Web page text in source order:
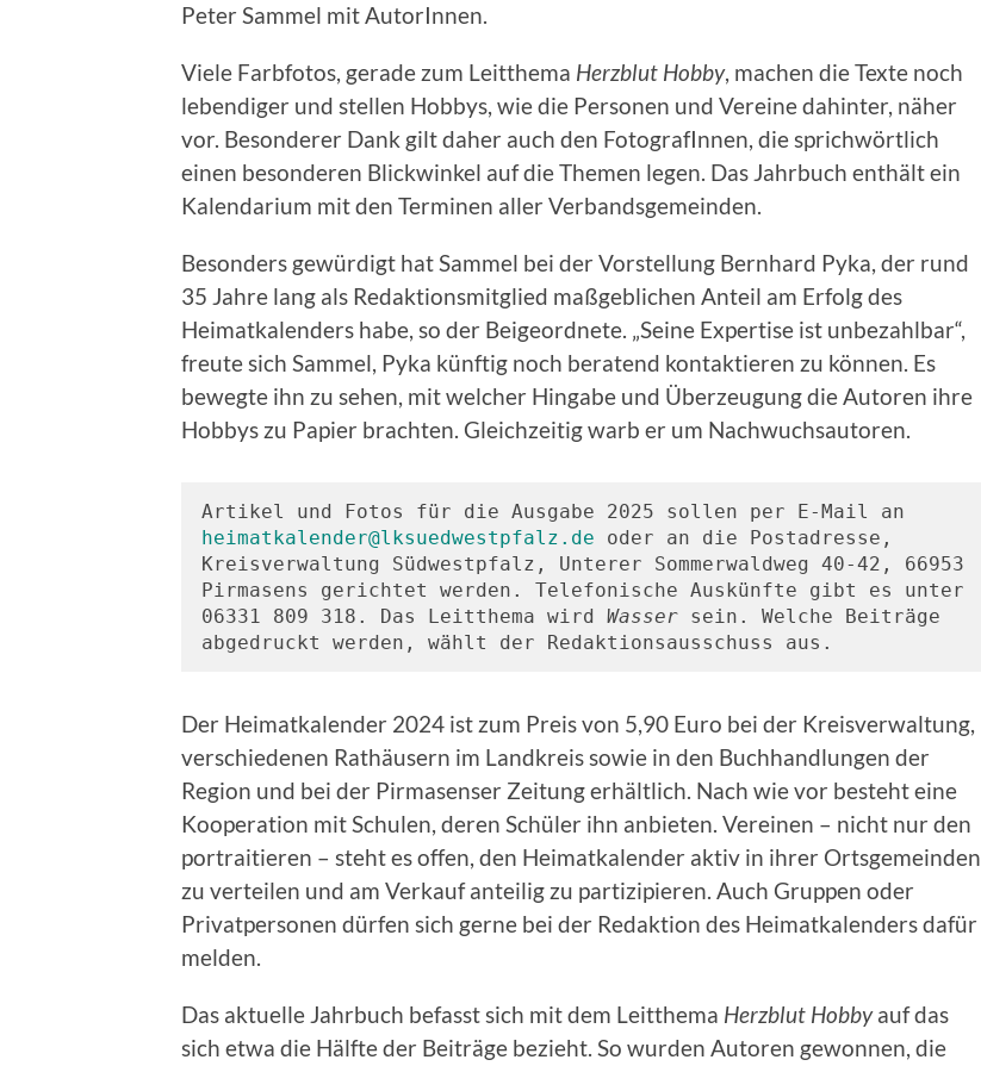
Peter Sammel mit AutorInnen.
Viele Farbfotos, gerade zum Leitthema Herzblut Hobby, machen die Texte noch
lebendiger und stellen Hobbys, wie die Personen und Vereine dahinter, näher
vor. Besonderer Dank gilt daher auch den FotografInnen, die sprichwörtlich
einen besonderen Blickwinkel auf die Themen legen. Das Jahrbuch enthält ein
Kalendarium mit den Terminen aller Verbandsgemeinden.
Besonders gewürdigt hat Sammel bei der Vorstellung Bernhard Pyka, der rund
35 Jahre lang als Redaktionsmitglied maßgeblichen Anteil am Erfolg des
Heimatkalenders habe, so der Beigeordnete. „Seine Expertise ist unbezahlbar“,
freute sich Sammel, Pyka künftig noch beratend kontaktieren zu können. Es
bewegte ihn zu sehen, mit welcher Hingabe und Überzeugung die Autoren ihre
Hobbys zu Papier brachten. Gleichzeitig warb er um Nachwuchsautoren.
Artikel und Fotos für die Ausgabe 2025 sollen per E-Mail an
heimatkalender@lksuedwestpfalz.de oder an die Postadresse,
Kreisverwaltung Südwestpfalz, Unterer Sommerwaldweg 40-42, 66953
Pirmasens gerichtet werden. Telefonische Auskünfte gibt es unter
06331 809 318. Das Leitthema wird Wasser sein. Welche Beiträge
abgedruckt werden, wählt der Redaktionsausschuss aus.
Der Heimatkalender 2024 ist zum Preis von 5,90 Euro bei der Kreisverwaltung,
verschiedenen Rathäusern im Landkreis sowie in den Buchhandlungen der
Region und bei der Pirmasenser Zeitung erhältlich. Nach wie vor besteht eine
Kooperation mit Schulen, deren Schüler ihn anbieten. Vereinen – nicht nur den
portraitieren – steht es offen, den Heimatkalender aktiv in ihrer Ortsgemeinden
zu verteilen und am Verkauf anteilig zu partizipieren. Auch Gruppen oder
Privatpersonen dürfen sich gerne bei der Redaktion des Heimatkalenders dafür
melden.
Das aktuelle Jahrbuch befasst sich mit dem Leitthema Herzblut Hobbyauf das
sich etwa die Hälfte der Beiträge bezieht. So wurden Autoren gewonnen, die